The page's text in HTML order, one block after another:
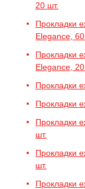
20 шт.
Прокладки
Elegance,
Прокладки
Elegance,
Прокладки
Прокладки
Прокладки
шт.
Прокладки
шт.
Прокладки